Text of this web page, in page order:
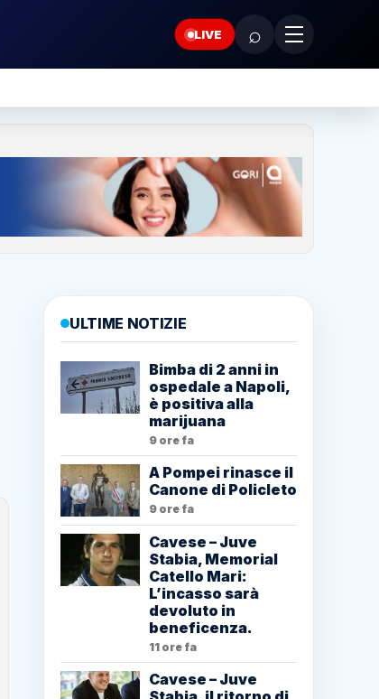
LIVE ⌕
ULTIME NOTIZIE
Bimba di 2 anni in
ospedale a Napoli,
è positiva alla
marijuana
9 ore fa
A Pompei rinasce il
Canone di Policleto
9 ore fa
Cavese – Juve
Stabia, Memorial
Catello Mari:
L’incasso sarà
devoluto in
beneficenza.
11 ore fa
Cavese – Juve